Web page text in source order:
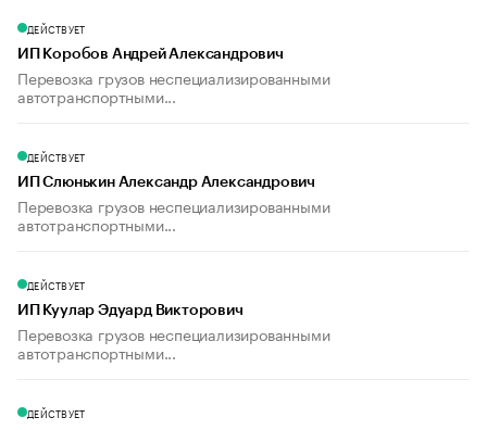
ДЕЙСТВУЕТ
ИП Коробов Андрей Александрович
Перевозка грузов неспециализированными
автотранспортными...
ДЕЙСТВУЕТ
ИП Слюнькин Александр Александрович
Перевозка грузов неспециализированными
автотранспортными...
ДЕЙСТВУЕТ
ИП Куулар Эдуард Викторович
Перевозка грузов неспециализированными
автотранспортными...
ДЕЙСТВУЕТ